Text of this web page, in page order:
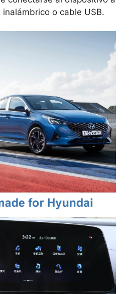
o cable USB.